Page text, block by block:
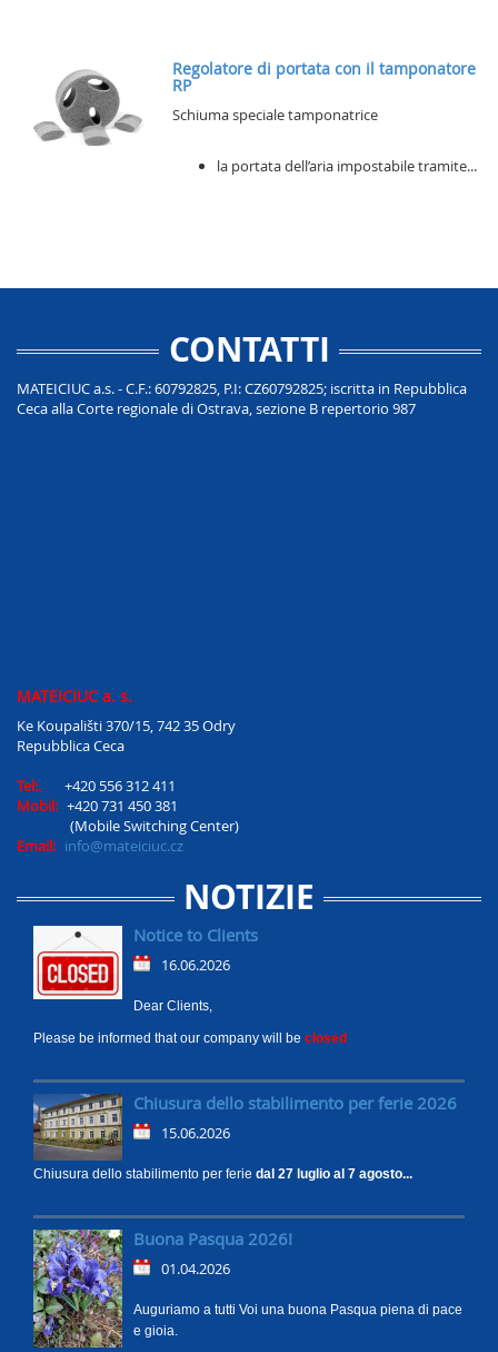
Regolatore di portata con il tamponatore
RP
Schiuma speciale tamponatrice
la portata dell’aria impostabile tramite...
CONTATTI
MATEICIUC a.s. - C.F.: 60792825, P.I: CZ60792825; iscritta in Repubblica
Ceca alla Corte regionale di Ostrava, sezione B repertorio 987
MATEICIUC a. s.
Ke Koupališti 370/15, 742 35 Odry
Repubblica Ceca
Tel:.
+420 556 312 411
Mobil: +420 731 450 381
(Mobile Switching Center)
Email: info@mateiciuc.cz
NOTIZIE
Notice to Clients
16.06.2026
Dear Clients,
Please be informed that our company will be closed
Chiusura dello stabilimento per ferie 2026
15.06.2026
Chiusura dello stabilimento per ferie dal 27 luglio al 7 agosto...
Buona Pasqua 2026!
01.04.2026
Auguriamo a tutti Voi una buona Pasqua piena di pace
e gioia.